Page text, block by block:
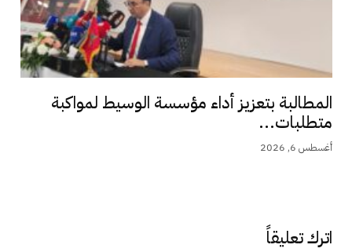
المطالبة بتعزيز أداء مؤسسة الوسيط لمواكبة
متطلبات...
أغسطس 6, 2026
اترك تعليقاً